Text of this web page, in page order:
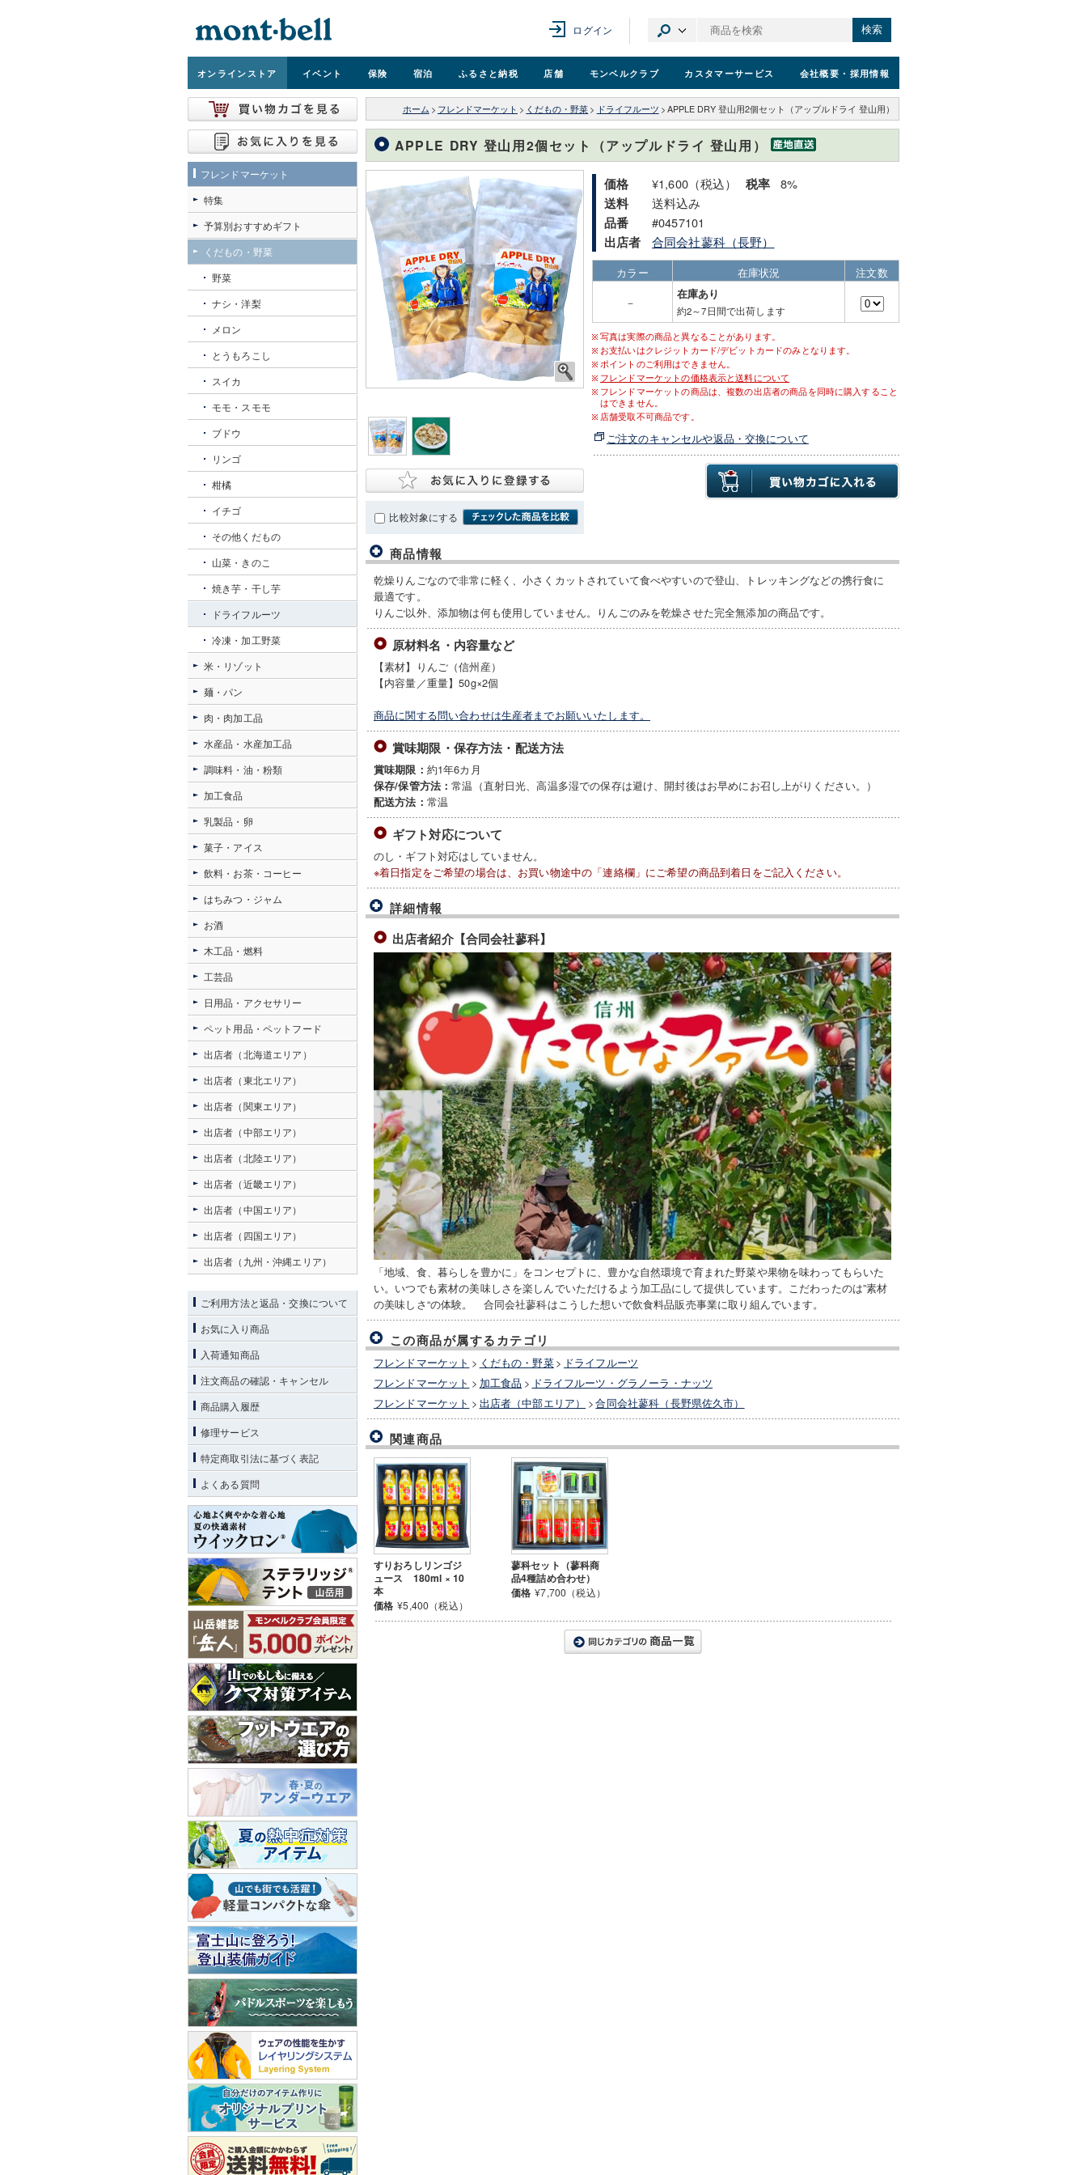
ログイン 検索
オンラインストア イベント 保険 宿泊 ふるさと納税 店舗 モンベルクラブ カスタマーサービス 会社概要 ・採用情報
ホーム > フレンドマーケット > くだもの・野菜 > ドライフルーツ > APPLE DRY 登山用2個セット（アップルドライ 登山用）
APPLE DRY 登山用2個セット（アップルドライ 登山用）
比較対象にする
価格 ¥1,600（税込） 税率 8%
送料 送料込み
品番 #0457101
出店者 合同会社蓼科（長野）
カラー 在庫状況
注文数
－
在庫あり
約2～7日間で出荷します
写真は実際の商品と異なることがあります。
お支払いはクレジットカード/デビットカードのみとなります。
ポイントのご利用はできません。
フレンドマーケットの価格表示と送料について
フレンドマーケットの商品は、複数の出店者の商品を同時に購入すること
はできません。
店舗受取不可商品です。
ご注文のキャンセルや返品・交換について
商品情報
乾燥りんごなので非常に軽く、小さくカットされていて食べやすいので登山、トレッキングなどの携行食に
最適です。
りんご以外、添加物は何も使用していません。りんごのみを乾燥させた完全無添加の商品です。
原材料名・内容量など
【素材】りんご（信州産）
【内容量／重量】50g×2個
商品に関する問い合わせは生産者までお願いいたします。
賞味期限・保存方法・配送方法
賞味期限： 約1年6カ月
保存/保管方法：常温（直射日光、高温多湿での保存は避け、開封後はお早めにお召し上がりください。）
配送方法： 常温
ギフト対応について
のし・ギフト対応はしていません。
※着日指定をご希望の場合は、お買い物途中の「連絡欄」にご希望の商品到着日をご記入ください。
詳細情報
出店者紹介【合同会社蓼科】
「地域、食、暮らしを豊かに」をコンセプトに、豊かな自然環境で育まれた野菜や果物を味わってもらいた
い。いつでも素材の美味しさを楽しんでいただけるよう加工品にして提供しています。こだわったのは”素材
の美味しさ“の体験。 合同会社蓼科はこうした想いで飲食料品販売事業に取り組んでいます。
この商品が属するカテゴリ
フレンドマーケット > くだもの・野菜> ドライフルーツ
フレンドマーケット > 加工食品 > ドライフルーツ・グラノーラ・ナッツ
フレンドマーケット > 出店者（中部エリア） >合同会社蓼科（長野県佐久市）
関連商品
すりおろしリンゴジ
ュース 180ml × 10
本
価格 ¥5,400（税込）
蓼科セット（蓼科商
品4種詰め合わせ）
価格 ¥7,700（税込）
フレンドマーケット
特集
予算別おすすめギフト
くだもの・野菜
野菜
ナシ・洋梨
メロン
とうもろこし
スイカ
モモ・スモモ
ブドウ
リンゴ
柑橘
イチゴ
その他くだもの
山菜・きのこ
焼き芋・干し芋
ドライフルーツ
冷凍・加工野菜
米・リゾット
麺・パン
肉・肉加工品
水産品・水産加工品
調味料・油・粉類
加工食品
乳製品・卵
菓子・アイス
飲料・お茶・コーヒー
はちみつ・ジャム
お酒
木工品・燃料
工芸品
日用品・アクセサリー
ペット用品・ペットフード
出店者（北海道エリア）
出店者（東北エリア）
出店者（関東エリア）
出店者（中部エリア）
出店者（北陸エリア）
出店者（近畿エリア）
出店者（中国エリア）
出店者（四国エリア）
出店者（九州・沖縄エリア）
ご利用方法と返品・交換について
お気に入り商品
入荷通知商品
注文商品の確認・キャンセル
商品購入履歴
修理サービス
特定商取引法に基づく表記
よくある質問